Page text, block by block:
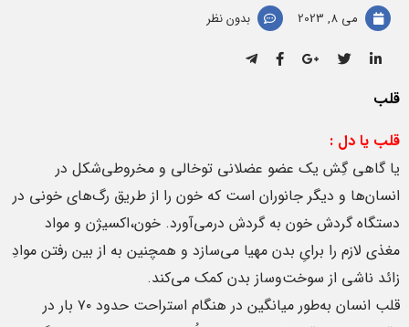
می 8, 2023 بدون نظر
قلب
قلب یا دل :
یا گاهی گِش یک عضو عضلانی توخالی و مخروطی‌شکل در
انسان‌ها و دیگر جانوران است که خون را از طریق رگ‌های خونی در
دستگاه گردش خون به گردش درمی‌آورد. خون،اکسیژن و مواد
مغذی لازم را برایِ بدن مهیا می‌سازد و همچنین به از بین رفتن موادِ
زائد ناشی از سوخت‌وساز بدن کمک می‌کند.
قلب انسان به‌طور میانگین در هنگام استراحت حدود ۷۰ بار در